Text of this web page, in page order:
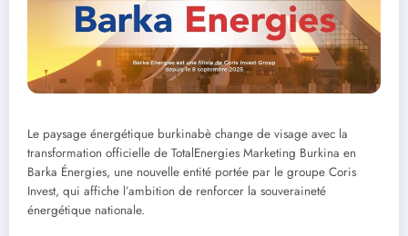
Le paysage énergétique burkinabè change de visage avec la
transformation officielle de TotalEnergies Marketing Burkina en
Barka Énergies, une nouvelle entité portée par le groupe Coris
Invest, qui affiche l’ambition de renforcer la souveraineté
énergétique nationale.